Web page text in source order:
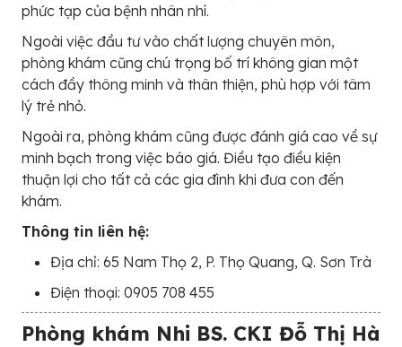
phức tạp của bệnh nhân nhí.
Ngoài việc đầu tư vào chất lượng chuyên môn,
phòng khám cũng chú trọng bố trí không gian một
cách đầy thông minh và thân thiện, phù hợp với tâm
lý trẻ nhỏ.
Ngoài ra, phòng khám cũng được đánh giá cao về sự
minh bạch trong việc báo giá. Điều tạo điều kiện
thuận lợi cho tất cả các gia đình khi đưa con đến
khám.
Thông tin liên hệ:
Địa chỉ: 65 Nam Thọ 2, P. Thọ Quang, Q. Sơn Trà
Điện thoại: 0905 708 455
Phòng khám Nhi BS. CKI Đỗ Thị Hà